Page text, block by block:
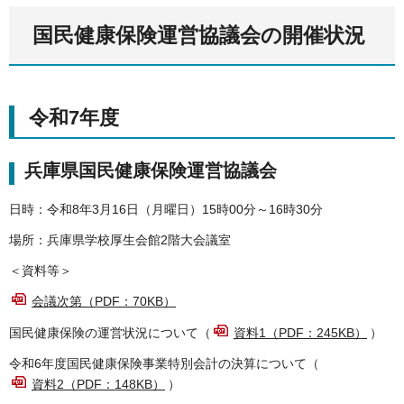
国民健康保険運営協議会の開催状況
令和7年度
兵庫県国民健康保険運営協議会
日時：令和8年3月16日（月曜日）15時00分～16時30分
場所：兵庫県学校厚生会館2階大会議室
＜資料等＞
会議次第（PDF：70KB）
国民健康保険の運営状況について（ 資料1（PDF：245KB） ）
令和6年度国民健康保険事業特別会計の決算について（
資料2（PDF：148KB）
）